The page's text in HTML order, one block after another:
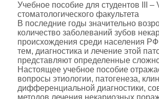
Учебное пособие для студентов III –
стоматологического факультета
В последние годы значительно
количество заболеваний зубов
происхождения среди населения
тем, диагностика и лечение этой
представляют определенные
Настоящее учебное пособие
вопросы этиологии, патогенеза,
дифференциальной диагностики,